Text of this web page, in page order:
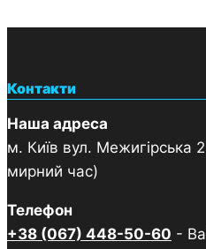
Контакти
Наша адреса
м. Київ вул. Межигірська
мирний час)
Телефон
+38 (067) 448-50-60 -